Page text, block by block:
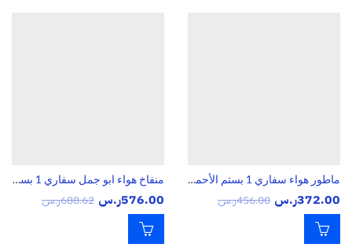
ماطور هواء سفاري 1 بستم الأحمر بفلتر
372.00ر.س 456.00ر.س
منفاخ هواء ابو جمل سفاري 1 بستم حجم كبير
576.00ر.س 688.62ر.س